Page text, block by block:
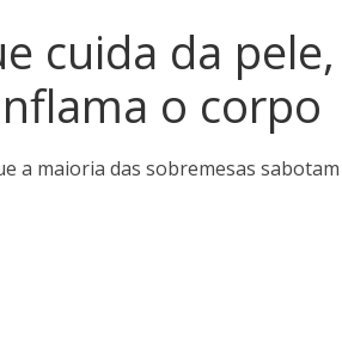
cuida da
o corpo
a maioria das sobremesas